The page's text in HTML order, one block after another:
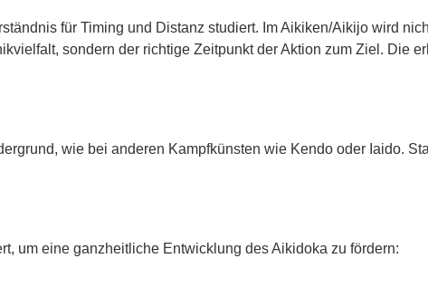
für Timing und Distanz studiert. Im Aikiken/Aikijo wird
sondern der richtige Zeitpunkt der Aktion zum Ziel. Die
wie bei anderen Kampfkünsten wie Kendo oder Iaido.
um eine ganzheitliche Entwicklung des Aikidoka zu fördern: